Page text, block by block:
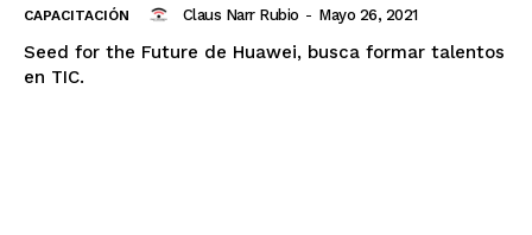
CAPACITACIÓN Claus Narr Rubio - Mayo 26, 2021
Seed for the Future de Huawei, busca formar talentos
en TIC.